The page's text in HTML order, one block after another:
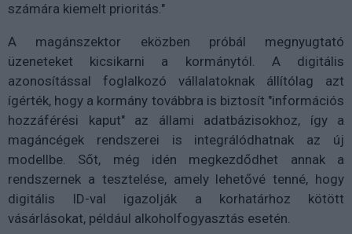
számára kiemelt prioritás."
A magánszektor eközben próbál megnyugtató
üzeneteket kicsikarni a kormánytól. A digitális
azonosítással foglalkozó vállalatoknak állítólag azt
ígérték, hogy a kormány továbbra is biztosít "információs
hozzáférési kaput" az állami adatbázisokhoz, így a
magáncégek rendszerei is integrálódhatnak az új
modellbe. Sőt, még idén megkezdődhet annak a
rendszernek a tesztelése, amely lehetővé tenné, hogy
digitális ID-val igazolják a korhatárhoz kötött
vásárlásokat, például alkoholfogyasztás esetén.